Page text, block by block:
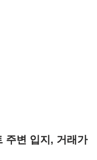
주변 입지, 거래가